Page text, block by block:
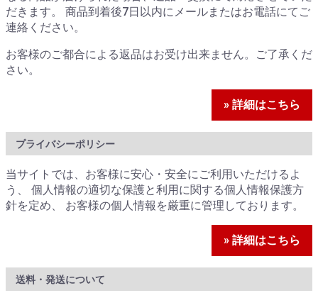
だきます。 商品到着後7日以内にメールまたはお電話にてご
連絡ください。
お客様のご都合による返品はお受け出来ません。ご了承くだ
さい。
» 詳細はこちら
プライバシーポリシー
当サイトでは、お客様に安心・安全にご利用いただけるよ
う、 個人情報の適切な保護と利用に関する個人情報保護方
針を定め、 お客様の個人情報を厳重に管理しております。
» 詳細はこちら
送料・発送について